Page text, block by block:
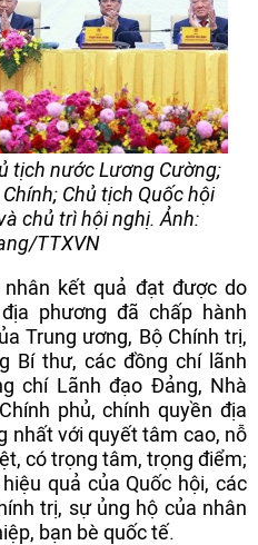
tịch nước Lương Cường;
Chủ tịch Quốc hội
chủ trì hội nghị. Ảnh:
TTXVN
kết quả đạt được do
phương đã chấp hành
Trung ương, Bộ Chính trị,
Bí thư, các đồng chí lãnh
chí Lãnh đạo Đảng, Nhà
phủ, chính quyền địa
nhất với quyết tâm cao, nỗ
có trọng tâm, trọng điểm;
quả của Quốc hội, các
trị, sự ủng hộ của nhân
bạn bè quốc tế.